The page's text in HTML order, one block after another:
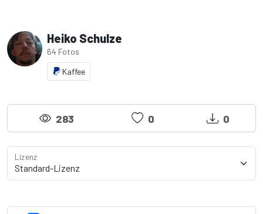
Heiko Schulze
64 Fotos
Kaffee
283 0 0
Lizenz